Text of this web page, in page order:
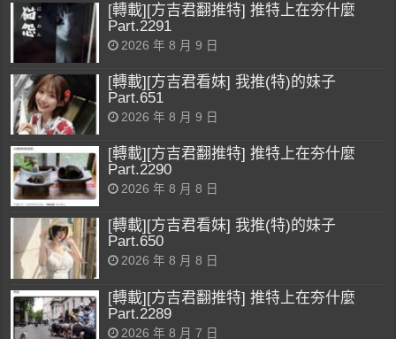
[轉載][方吉君翻推特] 推特上在夯什麼
Part.2291
2026 年 8 月 9 日
[轉載][方吉君看妹] 我推(特)的妹子
Part.651
2026 年 8 月 9 日
[轉載][方吉君翻推特] 推特上在夯什麼
Part.2290
2026 年 8 月 8 日
[轉載][方吉君看妹] 我推(特)的妹子
Part.650
2026 年 8 月 8 日
[轉載][方吉君翻推特] 推特上在夯什麼
Part.2289
2026 年 8 月 7 日